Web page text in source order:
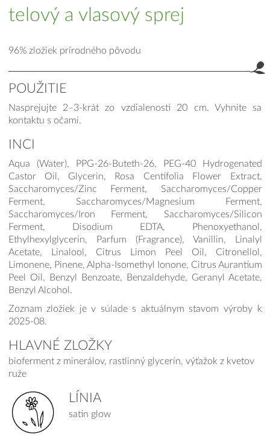
telový a vlasový sprej
96% zložiek prírodného pôvodu
POUŽITIE
Nasprejujte 2–3-krát zo vzdialenosti 20 cm. Vyhnite sa
kontaktu s očami.
INCI
Aqua (Water), PPG-26-Buteth-26, PEG-40 Hydrogenated
Castor Oil, Glycerin, Rosa Centifolia Flower Extract,
Saccharomyces/Zinc Ferment, Saccharomyces/Copper
Ferment, Saccharomyces/Magnesium Ferment,
Saccharomyces/Iron Ferment, Saccharomyces/Silicon
Ferment, Disodium EDTA, Phenoxyethanol,
Ethylhexylglycerin, Parfum (Fragrance), Vanillin, Linalyl
Acetate, Linalool, Citrus Limon Peel Oil, Citronellol,
Limonene, Pinene, Alpha-Isomethyl Ionone, Citrus Aurantium
Peel Oil, Benzyl Benzoate, Benzaldehyde, Geranyl Acetate,
Benzyl Alcohol.
Zoznam zložiek je v súlade s aktuálnym stavom výroby k
2025-08.
HLAVNÉ ZLOŽKY
bioferment z minerálov, rastlinný glycerín, výťažok z kvetov
ruže
LÍNIA
satin glow